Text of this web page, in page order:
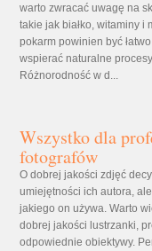
warto zwracać uwagę na
takie jak białko, witaminy i
pokarm powinien być
wspierać naturalne
Różnorodność w d...
Wszystko dla
fotografów
O dobrej jakości zdjęć
umiejętności ich autora,
jakiego on używa. Warto
dobrej jakości lustrzanki,
odpowiednie obiektywy.